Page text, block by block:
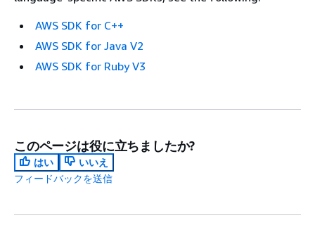
AWS SDK for C++
AWS SDK for Java V2
AWS SDK for Ruby V3
このページは役に立ちましたか?
はい
いいえ
フィードバックを送信